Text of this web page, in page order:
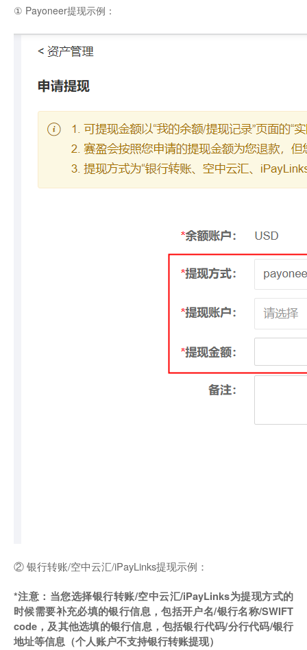
① Payoneer提现示例：
② 银行转账/空中云汇/iPayLinks提现示例：
*注意：当您选择银行转账/空中云汇/iPayLinks为提现方式的
时候需要补充必填的银行信息，包括开户名/银行名称/SWIFT
code，及其他选填的银行信息，包括银行代码/分行代码/银行
地址等信息（个人账户不支持银行转账提现）